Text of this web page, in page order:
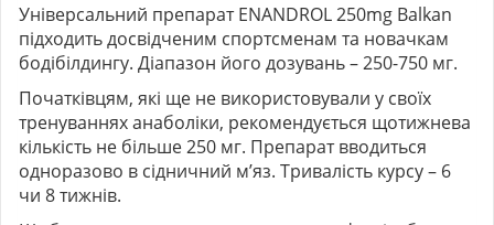
Універсальний препарат ENANDROL 250mg Balkan
підходить досвідченим спортсменам та новачкам
бодібілдингу. Діапазон його дозувань – 250-750 мг.
Початківцям, які ще не використовували у своїх
тренуваннях анаболіки, рекомендується щотижнева
кількість не більше 250 мг. Препарат вводиться
одноразово в сідничний м’яз. Тривалість курсу – 6
чи 8 тижнів.